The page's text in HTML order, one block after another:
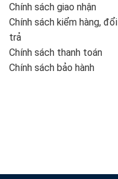
Chính sách giao nhận
Chính sách kiểm hàng, đổi
trả
Chính sách thanh toán
Chính sách bảo hành